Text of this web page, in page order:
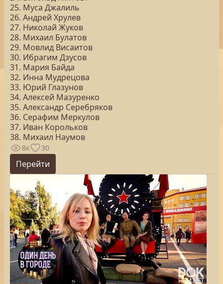
25. Муса Джалиль
26. Андрей Хрулев
27. Николай Жуков
28. Михаил Булатов
29. Мовлид Висаитов
30. Ибрагим Дзусов
31. Мария Байда
32. Инна Мудрецова
33. Юрий Глазунов
34. Алексей Мазуренко
35. Александр Серебряков
36. Серафим Меркулов
37. Иван Корольков
38. Михаил Наумов
8к 30
Перейти